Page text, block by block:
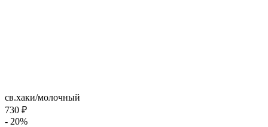
св.хаки/молочный
730 ₽
- 20%